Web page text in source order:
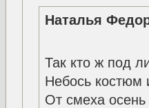
Наталья
Так кто ж под
Небось костюм
От смеха осень